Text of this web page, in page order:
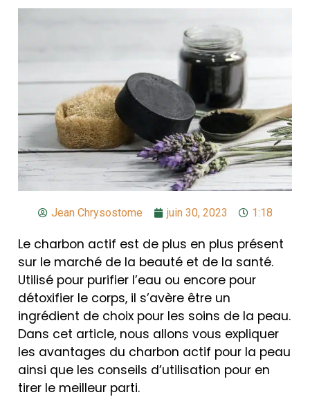
Jean Chrysostome juin 30, 2023 1:18
Le charbon actif est de plus en plus présent
sur le marché de la beauté et de la santé.
Utilisé pour purifier l’eau ou encore pour
détoxifier le corps, il s’avère être un
ingrédient de choix pour les soins de la peau.
Dans cet article, nous allons vous expliquer
les avantages du charbon actif pour la peau
ainsi que les conseils d’utilisation pour en
tirer le meilleur parti.